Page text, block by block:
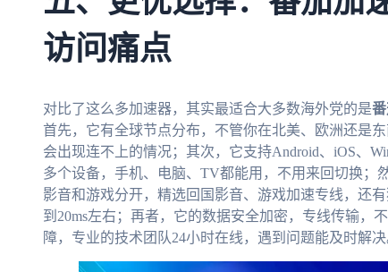
访问痛点
对比了这么多加速器，其实最适合大多数海外党的是
首先，它有全球节点分布，不管你在北美、欧洲还是
会出现连不上的情况；其次，它支持Android、iOS、
多个设备，手机、电脑、TV都能用，不用来回切换；
影音和游戏分开，精选回国影音、游戏加速专线，还
到20ms左右；再者，它的数据安全加密，专线传输，
障，专业的技术团队24小时在线，遇到问题能及时解决